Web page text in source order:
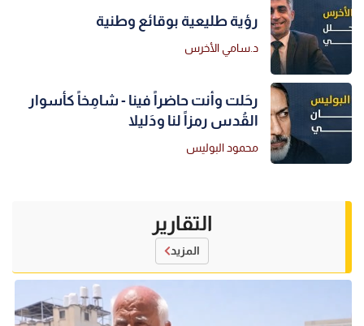
رؤية طليعية بوقائع وطنية
د.سامي الأخرس
رحَلت وأنت حاضراً فينا - شامِخاً كأسوار
القُدس رمزاً لنا ودَليلا
محمود البوليس
التقارير
المزيد